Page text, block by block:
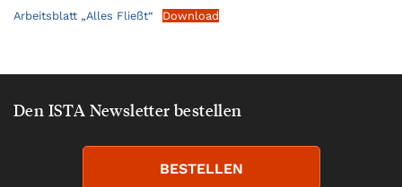
Arbeitsblatt „Alles Fließt“ Download
Den ISTA Newsletter bestellen
BESTELLEN